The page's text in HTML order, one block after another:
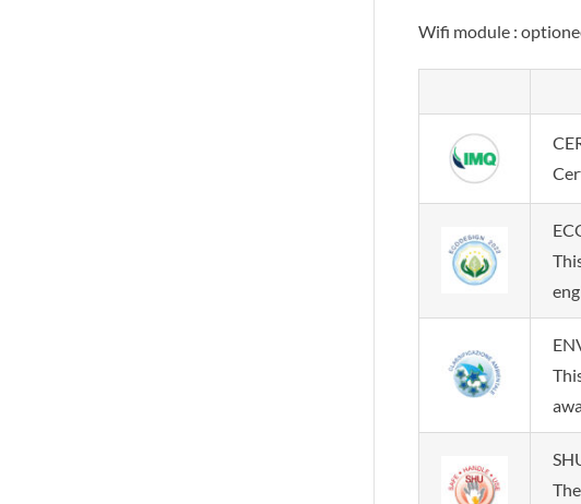
Wifi module :